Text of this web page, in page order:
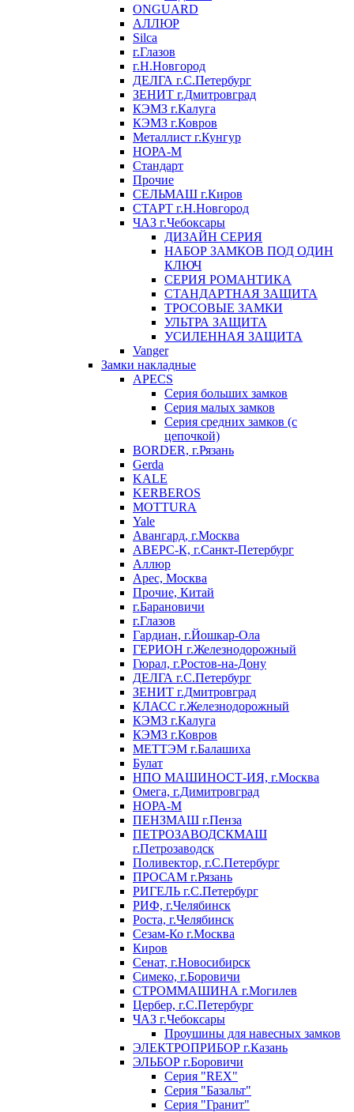
ONGUARD
АЛЛЮР
Silca
г.Глазов
г.Н.Новгород
ДЕЛГА г.С.Петербург
ЗЕНИТ г.Дмитровград
КЭМЗ г.Калуга
КЭМЗ г.Ковров
Металлист г.Кунгур
НОРА-М
Стандарт
Прочие
СЕЛЬМАШ г.Киров
СТАРТ г.Н.Новгород
ЧАЗ г.Чебоксары
ДИЗАЙН СЕРИЯ
НАБОР ЗАМКОВ ПОД ОДИН
КЛЮЧ
СЕРИЯ РОМАНТИКА
СТАНДАРТНАЯ ЗАЩИТА
ТРОСОВЫЕ ЗАМКИ
УЛЬТРА ЗАЩИТА
УСИЛЕННАЯ ЗАЩИТА
Vanger
Замки накладные
APECS
Серия больших замков
Серия малых замков
Серия средних замков (с
цепочкой)
BORDER, г.Рязань
Gerda
KALE
KERBEROS
MOTTURA
Yale
Авангард, г.Москва
АВЕРС-К, г.Санкт-Петербург
Аллюр
Арес, Москва
Прочие, Китай
г.Барановичи
г.Глазов
Гардиан, г.Йошкар-Ола
ГЕРИОН г.Железнодорожный
Гюрал, г.Ростов-на-Дону
ДЕЛГА г.С.Петербург
ЗЕНИТ г.Дмитровград
КЛАСС г.Железнодорожный
КЭМЗ г.Калуга
КЭМЗ г.Ковров
МЕТТЭМ г.Балашиха
Булат
НПО МАШИНОСТ-ИЯ, г.Москва
Омега, г.Димитровград
НОРА-М
ПЕНЗМАШ г.Пенза
ПЕТРОЗАВОДСКМАШ
г.Петрозаводск
Поливектор, г.С.Петербург
ПРОСАМ г.Рязань
РИГЕЛЬ г.С.Петербург
РИФ, г.Челябинск
Роста, г.Челябинск
Сезам-Ко г.Москва
Киров
Сенат, г.Новосибирск
Симеко, г.Боровичи
СТРОММАШИНА г.Могилев
Цербер, г.С.Петербург
ЧАЗ г.Чебоксары
Проушины для навесных замков
ЭЛЕКТРОПРИБОР г.Казань
ЭЛЬБОР г.Боровичи
Серия "REX"
Серия "Базальт"
Серия "Гранит"